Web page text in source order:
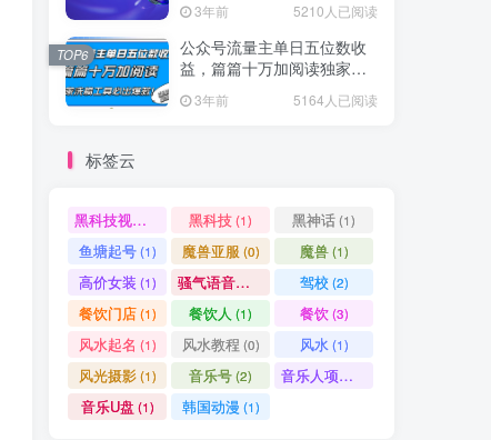
3年前 5210人已阅读
公众号流量主单日五位数收
益，篇篇十万加阅读独家洗
稿工具必出爆款！
3年前 5164人已阅读
TOP6
标签云
黑科技视频搬运 (1)黑科技(1) 黑神话(1)
鱼塘起号(1) 魔兽亚服 (0) 魔兽(1)
高价女装 (1) 骚气语音包 驾校(2)
餐饮门店(1) 餐饮人 (1) 餐饮(3)
风水起名 (1) 风水教程 (0) 风水 (1)
风光摄影(1) 音乐号(2) 音乐人项目
音乐U盘 (1) 韩国动漫 (1)